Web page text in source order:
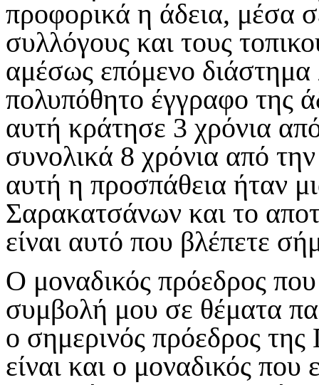
προφορικά η άδεια, μέσα
συλλόγους και τους
αμέσως επόμενο
πολυπόθητο έγγραφο της
αυτή κράτησε 3 χρόνια
συνολικά 8 χρόνια από
αυτή η προσπάθεια ήταν
Σαρακατσάνων και το
είναι αυτό που βλέπετε
Ο μοναδικός πρόεδρος
συμβολή μου σε θέματα
ο σημερινός πρόεδρος
είναι και ο μοναδικός